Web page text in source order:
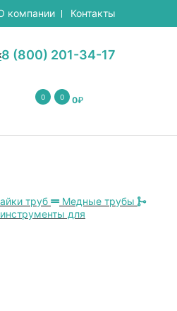
компании Контакты
8 (800) 201-34-17
0 0 0₽
труб
Медные трубы
для